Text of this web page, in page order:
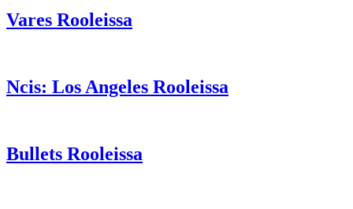
Vares Rooleissa
Ncis: Los Angeles Rooleissa
Bullets Rooleissa